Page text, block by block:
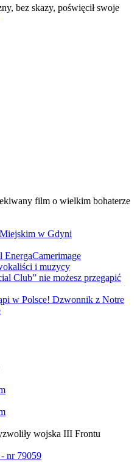
bez skazy, poświęcił swoje
film o wielkim bohaterze
w Gdyni
i muzycy
Club” nie możesz przegapić
w Polsce! Dzwonnik z Notre
wojska III Frontu
nr 79059